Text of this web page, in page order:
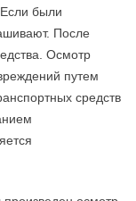
были
После
Осмотр
путем
средств